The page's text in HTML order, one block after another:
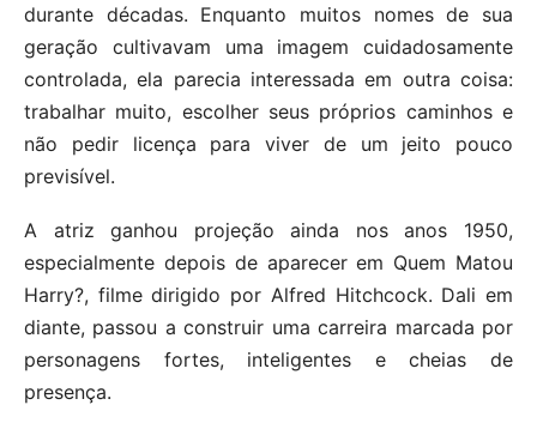
durante décadas. Enquanto muitos nomes de sua
geração cultivavam uma imagem cuidadosamente
controlada, ela parecia interessada em outra coisa:
trabalhar muito, escolher seus próprios caminhos e
não pedir licença para viver de um jeito pouco
previsível.
A atriz ganhou projeção ainda nos anos 1950,
especialmente depois de aparecer em Quem Matou
Harry?, filme dirigido por Alfred Hitchcock. Dali em
diante, passou a construir uma carreira marcada por
personagens fortes, inteligentes e cheias de
presença.